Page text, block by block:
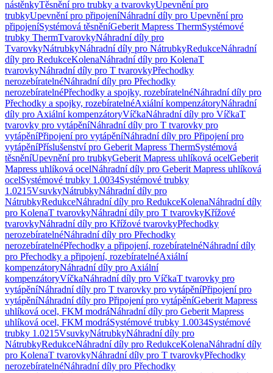
nástěnkyTěsnění pro trubky a tvarovkyUpevnění pro
trubkyUpevnění pro připojeníNáhradní díly pro Upevnění pro
připojeníSystémová těsněníGeberit Mapress ThermSystémové
trubky ThermTvarovkyNáhradní díly pro
TvarovkyNátrubkyNáhradní díly pro NátrubkyRedukceNáhradní
díly pro RedukceKolenaNáhradní díly pro KolenaT
tvarovkyNáhradní díly pro T tvarovkyPřechodky
nerozebíratelnéNáhradní díly pro Přechodky
nerozebíratelnéPřechodky a spojky, rozebíratelnéNáhradní díly pro
Přechodky a spojky, rozebíratelnéAxiální kompenzátoryNáhradní
díly pro Axiální kompenzátoryVíčkaNáhradní díly pro VíčkaT
tvarovky pro vytápěníNáhradní díly pro T tvarovky pro
vytápěníPřipojení pro vytápěníNáhradní díly pro Připojení pro
vytápěníPříslušenství pro Geberit Mapress ThermSystémová
těsněníUpevnění pro trubkyGeberit Mapress uhlíková ocelGeberit
Mapress uhlíková ocelNáhradní díly pro Geberit Mapress uhlíková
ocelSystémové trubky 1.0034Systémové trubky
1.0215VsuvkyNátrubkyNáhradní díly pro
NátrubkyRedukceNáhradní díly pro RedukceKolenaNáhradní díly
pro KolenaT tvarovkyNáhradní díly pro T tvarovkyKřížové
tvarovkyNáhradní díly pro Křížové tvarovkyPřechodky
nerozebíratelnéNáhradní díly pro Přechodky
nerozebíratelnéPřechodky a připojení, rozebíratelnéNáhradní díly
pro Přechodky a připojení, rozebíratelnéAxiální
kompenzátoryNáhradní díly pro Axiální
kompenzátoryVíčkaNáhradní díly pro VíčkaT tvarovky pro
vytápěníNáhradní díly pro T tvarovky pro vytápěníPřipojení pro
vytápěníNáhradní díly pro Připojení pro vytápěníGeberit Mapress
uhlíková ocel, FKM modráNáhradní díly pro Geberit Mapress
uhlíková ocel, FKM modráSystémové trubky 1.0034Systémové
trubky 1.0215VsuvkyNátrubkyNáhradní díly pro
NátrubkyRedukceNáhradní díly pro RedukceKolenaNáhradní díly
pro KolenaT tvarovkyNáhradní díly pro T tvarovkyPřechodky
nerozebíratelnéNáhradní díly pro Přechodky